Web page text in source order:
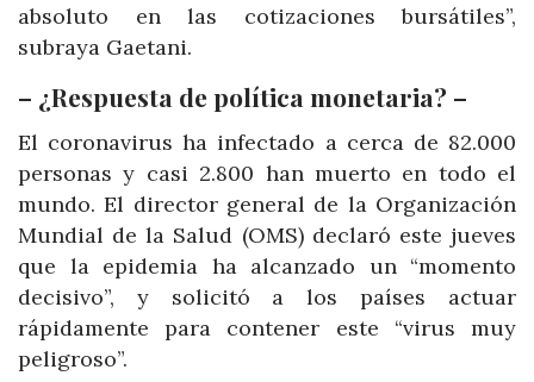
absoluto en las cotizaciones bursátiles”,
subraya Gaetani.
– ¿Respuesta de política monetaria? –
El coronavirus ha infectado a cerca de 82.000
personas y casi 2.800 han muerto en todo el
mundo. El director general de la Organización
Mundial de la Salud (OMS) declaró este jueves
que la epidemia ha alcanzado un “momento
decisivo”, y solicitó a los países actuar
rápidamente para contener este “virus muy
peligroso”.